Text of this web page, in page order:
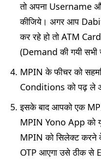
तो अपना Username
कीजिये। अगर आप
कर रहे हो तो ATM
(Demand की गयी सभी
MPIN के फीचर को
Conditions को पढ़
इसके बाद आपको एक
MPIN Yono App को
MPIN को सिलेक्ट
OTP आएगा उसे ठीक से